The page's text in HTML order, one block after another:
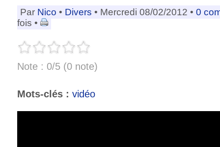
Par Nico • Divers • Mercredi 08/02/2012 • 0
fois •
Note : 0/5 (0 note)
Mots-clés : vidéo